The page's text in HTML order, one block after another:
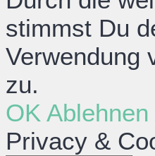
stimmst Du
Verwendung
zu.
OK Ablehnen
Privacy &